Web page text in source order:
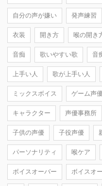
自分の声が嫌い 発声練習
衣装 開き方 喉の開き
音痴 歌いやすい歌 音
上手い人 歌が上手い人
ミックスボイス ゲーム声
キャラクター 声優事務所
子供の声優 子役声優
パーソナリティ 喉ケア
ボイスオーバー ボイスオ